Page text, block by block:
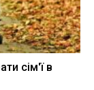
сім'ї в